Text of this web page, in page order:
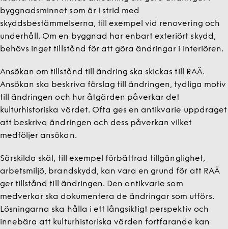
byggnadsminnet som är i strid med
skyddsbestämmelserna, till exempel vid renovering och
underhåll. Om en byggnad har enbart exteriört skydd,
behövs inget tillstånd för att göra ändringar i interiören.
Ansökan om tillstånd till ändring ska skickas till RAÄ.
Ansökan ska beskriva förslag till ändringen, tydliga motiv
till ändringen och hur åtgärden påverkar det
kulturhistoriska värdet. Ofta ges en antikvarie uppdraget
att beskriva ändringen och dess påverkan vilket
medföljer ansökan.
Särskilda skäl, till exempel förbättrad tillgänglighet,
arbetsmiljö, brandskydd, kan vara en grund för att RAÄ
ger tillstånd till ändringen. Den antikvarie som
medverkar ska dokumentera de ändringar som utförs.
Lösningarna ska hålla i ett långsiktigt perspektiv och
innebära att kulturhistoriska värden fortfarande kan